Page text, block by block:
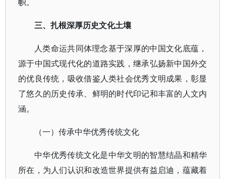
三、扎根深厚历史文化土壤
人类命运共同体理念基于深厚的中国文化底蕴，
源于中国式现代化的道路实践，继承弘扬新中国外交
的优良传统，吸收借鉴人类社会优秀文明成果，彰显
了悠久的历史传承、鲜明的时代印记和丰富的人文内
涵。
（一）传承中华优秀传统文化
中华优秀传统文化是中华文明的智慧结晶和精华
所在，为人们认识和改造世界提供有益启迪，蕴藏着